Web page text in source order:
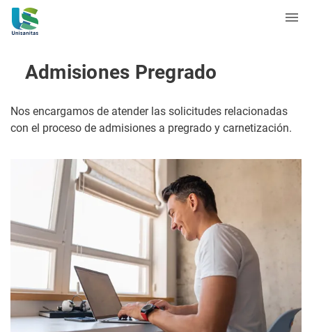
Admisiones Pregrado
Nos encargamos de atender las solicitudes relacionadas
con el proceso de admisiones a pregrado y carnetización.